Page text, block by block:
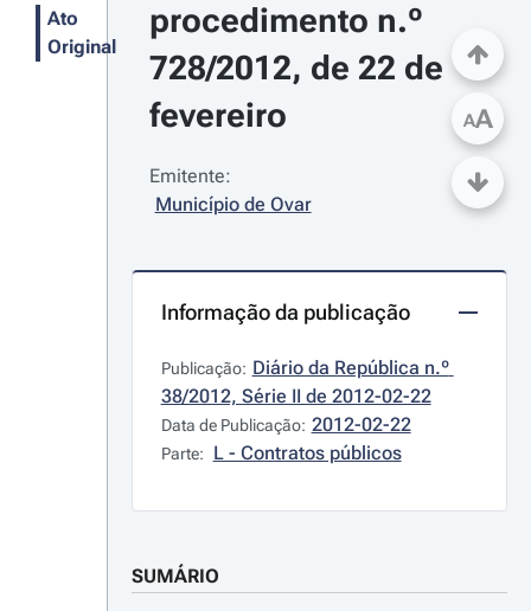
Ato
Original
procedimento n.º
728/2012, de 22 de
fevereiro
Emitente:
Município de Ovar
Informação da publicação
Publicação: Diário da República n.º
38/2012, Série II de 2012-02-22
Data de Publicação: 2012-02-22
Parte: L - Contratos públicos
SUMÁRIO
AA